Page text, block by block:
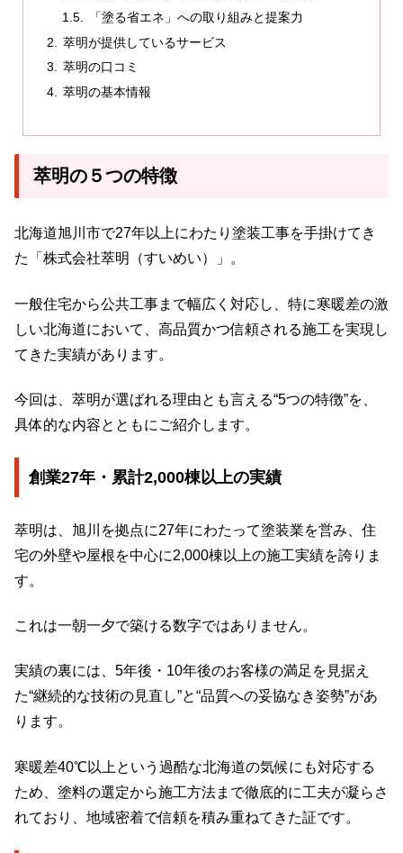
「塗る省エネ」への取り組みと提案力
萃明が提供しているサービス
萃明の口コミ
萃明の基本情報
萃明の５つの特徴
北海道旭川市で27年以上にわたり塗装工事を手掛けてき
た「株式会社萃明（すいめい）」。
一般住宅から公共工事まで幅広く対応し、特に寒暖差の激
しい北海道において、高品質かつ信頼される施工を実現し
てきた実績があります。
今回は、萃明が選ばれる理由とも言える“5つの特徴”を、
具体的な内容とともにご紹介します。
創業27年・累計2,000棟以上の実績
萃明は、旭川を拠点に27年にわたって塗装業を営み、住
宅の外壁や屋根を中心に2,000棟以上の施工実績を誇りま
す。
これは一朝一夕で築ける数字ではありません。
実績の裏には、5年後・10年後のお客様の満足を見据え
た“継続的な技術の見直し”と“品質への妥協なき姿勢”があ
ります。
寒暖差40℃以上という過酷な北海道の気候にも対応する
ため、塗料の選定から施工方法まで徹底的に工夫が凝らさ
れており、地域密着で信頼を積み重ねてきた証です。